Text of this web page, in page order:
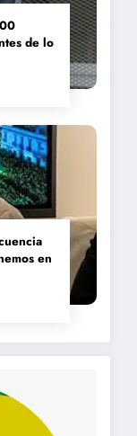
de lo
en